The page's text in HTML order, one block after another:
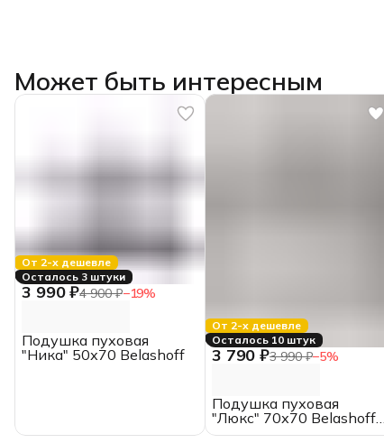
Может быть интересным
От 2-х дешевле
Осталось 3 штуки
3 990 ₽4 900 ₽−19%
Подушка пуховая
"Ника" 50х70 Belashoff
От 2-х дешевле
Осталось 10 штук
3 790 ₽3 990 ₽−5%
Подушка пуховая
"Люкс" 70х70 Belashoff
высокая